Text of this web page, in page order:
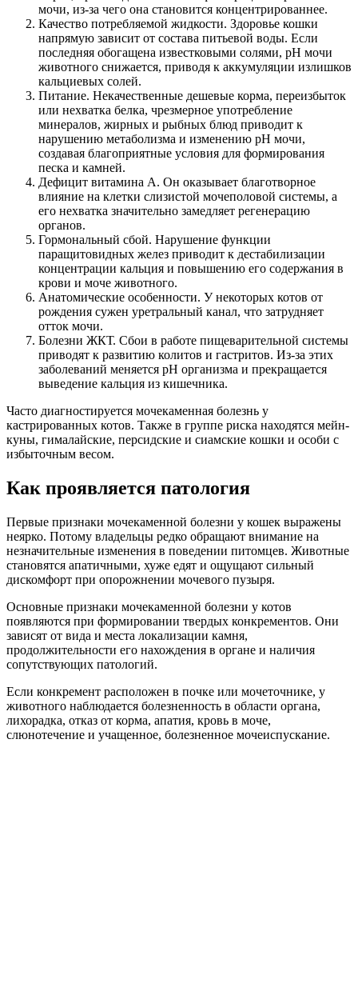
мочи, из-за чего она становится концентрированнее.
Качество потребляемой жидкости. Здоровье кошки
напрямую зависит от состава питьевой воды. Если
последняя обогащена известковыми солями, pH мочи
животного снижается, приводя к аккумуляции излишков
кальциевых солей.
Питание. Некачественные дешевые корма, переизбыток
или нехватка белка, чрезмерное употребление
минералов, жирных и рыбных блюд приводит к
нарушению метаболизма и изменению pH мочи,
создавая благоприятные условия для формирования
песка и камней.
Дефицит витамина A. Он оказывает благотворное
влияние на клетки слизистой мочеполовой системы, а
его нехватка значительно замедляет регенерацию
органов.
Гормональный сбой. Нарушение функции
паращитовидных желез приводит к дестабилизации
концентрации кальция и повышению его содержания в
крови и моче животного.
Анатомические особенности. У некоторых котов от
рождения сужен уретральный канал, что затрудняет
отток мочи.
Болезни ЖКТ. Сбои в работе пищеварительной системы
приводят к развитию колитов и гастритов. Из-за этих
заболеваний меняется pH организма и прекращается
выведение кальция из кишечника.
Часто диагностируется мочекаменная болезнь у
кастрированных котов. Также в группе риска находятся мейн-
куны, гималайские, персидские и сиамские кошки и особи с
избыточным весом.
Как проявляется патология
Первые признаки мочекаменной болезни у кошек выражены
неярко. Потому владельцы редко обращают внимание на
незначительные изменения в поведении питомцев. Животные
становятся апатичными, хуже едят и ощущают сильный
дискомфорт при опорожнении мочевого пузыря.
Основные признаки мочекаменной болезни у котов
появляются при формировании твердых конкрементов. Они
зависят от вида и места локализации камня,
продолжительности его нахождения в органе и наличия
сопутствующих патологий.
Если конкремент расположен в почке или мочеточнике, у
животного наблюдается болезненность в области органа,
лихорадка, отказ от корма, апатия, кровь в моче,
слюнотечение и учащенное, болезненное мочеиспускание.